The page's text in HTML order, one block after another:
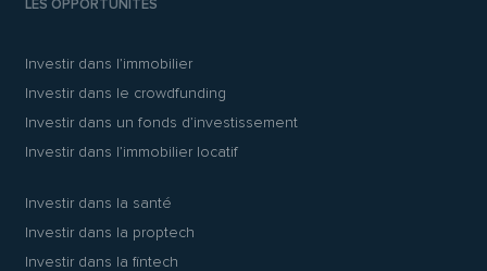
LES OPPORTUNITÉS
Investir dans l’immobilier
Investir dans le crowdfunding
Investir dans un fonds d’investissement
Investir dans l’immobilier locatif
Investir dans la santé
Investir dans la proptech
Investir dans la fintech